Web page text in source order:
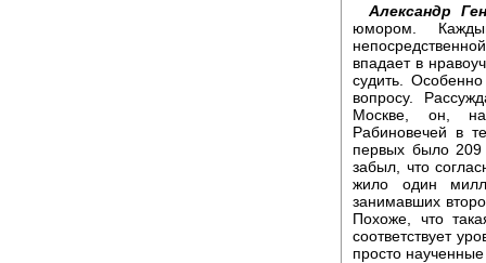
Александр
юмором.
впадает в
судить.
вопросу.
Москве, он,
Рабиновечей в
первых было
забыл, что
жило один
занимавших
Похоже, что
соответствует
просто